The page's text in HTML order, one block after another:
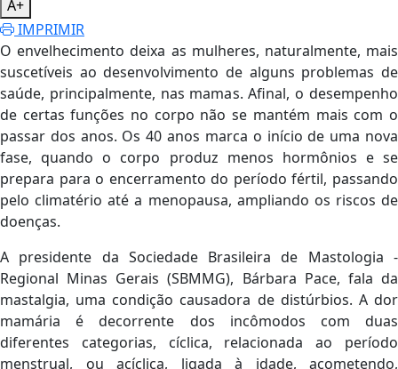
A+
IMPRIMIR
O envelhecimento deixa as mulheres, naturalmente, mais
suscetíveis ao desenvolvimento de alguns problemas de
saúde, principalmente, nas mamas. Afinal, o desempenho
de certas funções no corpo não se mantém mais com o
passar dos anos. Os 40 anos marca o início de uma nova
fase, quando o corpo produz menos hormônios e se
prepara para o encerramento do período fértil, passando
pelo climatério até a menopausa, ampliando os riscos de
doenças.
A presidente da Sociedade Brasileira de Mastologia -
Regional Minas Gerais (SBMMG), Bárbara Pace, fala da
mastalgia, uma condição causadora de distúrbios. A dor
mamária é decorrente dos incômodos com duas
diferentes categorias, cíclica, relacionada ao período
menstrual, ou acíclica, ligada à idade, acometendo,